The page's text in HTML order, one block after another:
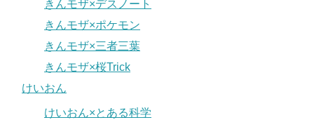
きんモザ×デスノート
きんモザ×ポケモン
きんモザ×三者三葉
きんモザ×桜Trick
けいおん
けいおん×とある科学